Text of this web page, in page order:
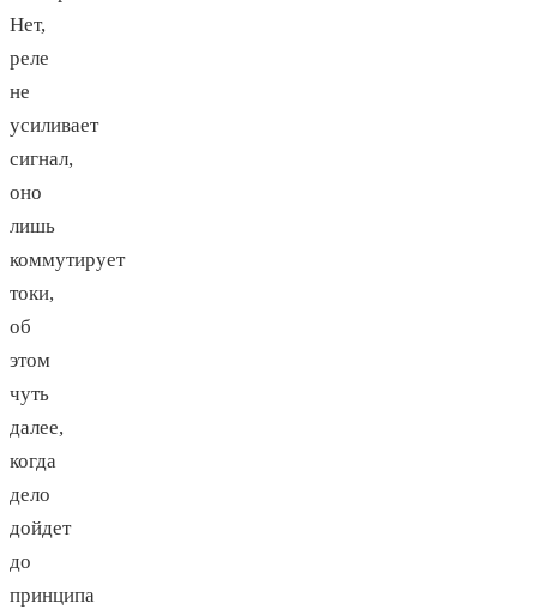
Нет,
реле
не
усиливает
сигнал,
оно
лишь
коммутирует
токи,
об
этом
чуть
далее,
когда
дело
дойдет
до
принципа